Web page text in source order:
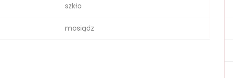
szkło
mosiądz